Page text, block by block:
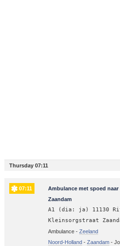
Thursday 07:11
07:11
Ambulance met spoed
Zaandam
A1 (dia: ja) 11130 Rit
Kleinsorgstraat
Ambulance - Zeeland
Noord-Holland - Zaandam-